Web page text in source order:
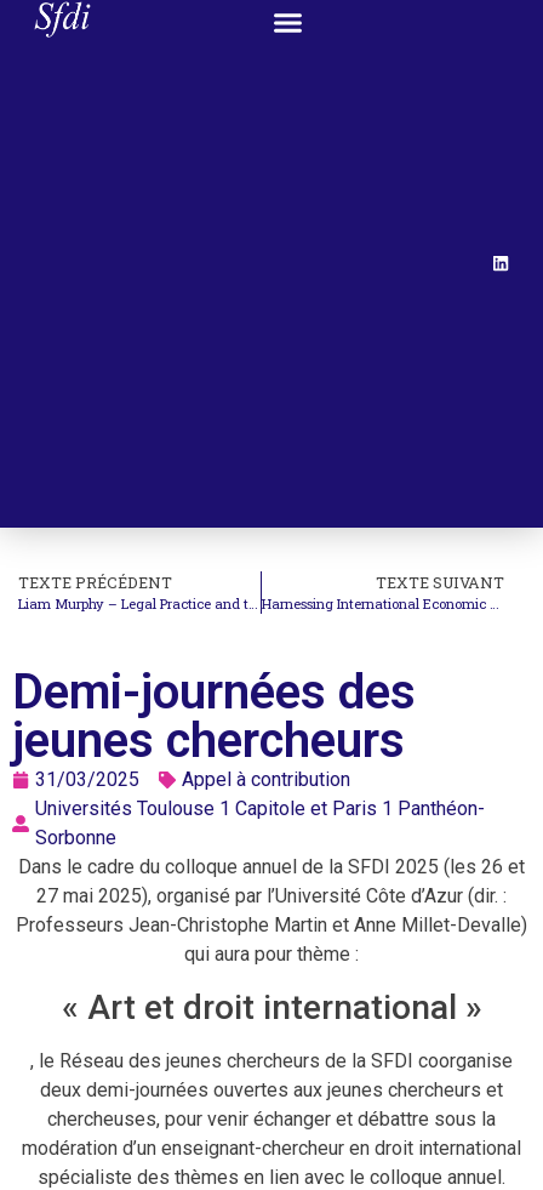
TEXTE PRÉCÉDENT TEXTE SUIVANT
Demi-journées des
jeunes chercheurs
31/03/2025
Appel à contribution
Universités Toulouse 1 Capitole et Paris 1 Panthéon-
Sorbonne
Dans le cadre du colloque annuel de la SFDI 2025 (les 26 et
27 mai 2025), organisé par l’Université Côte d’Azur (dir. :
Professeurs Jean-Christophe Martin et Anne Millet-Devalle)
qui aura pour thème :
« Art et droit international »
, le Réseau des jeunes chercheurs de la SFDI coorganise
deux demi-journées ouvertes aux jeunes chercheurs et
chercheuses, pour venir échanger et débattre sous la
modération d’un enseignant-chercheur en droit international
spécialiste des thèmes en lien avec le colloque annuel.